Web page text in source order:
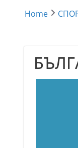
Home